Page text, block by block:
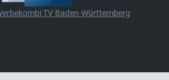
TV Baden-Württemberg